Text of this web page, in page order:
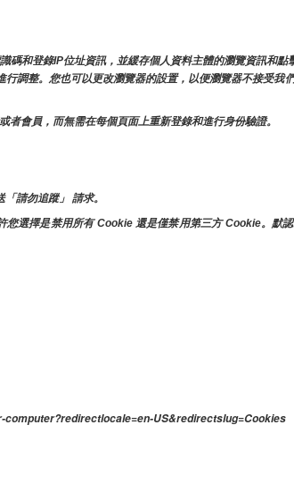
和登錄IP位址資訊，並緩存個人資料主體的瀏覽資訊和
調整。您也可以更改瀏覽器的設置，以便瀏覽器不接受我
會員，而無需在每個頁面上重新登錄和進行身份驗證。
請勿追蹤」 請求。
選擇是禁用所有 Cookie 還是僅禁用第三方 Cookie。默
computer?redirectlocale=en-US&redirectslug=Cookies